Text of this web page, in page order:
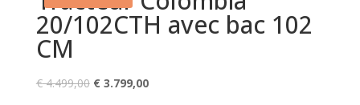
€ 4.499,00.€ 2.999,00.
20/102CTH avec bac 102
CM
€4.499,00 Le
€3.799,00Le